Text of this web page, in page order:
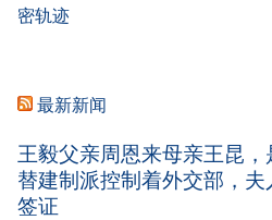
密轨迹
最新新闻
王毅父亲周恩来母亲王昆，
替建制派控制着外交部，
签证